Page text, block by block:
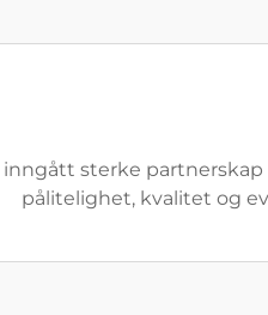
inngått sterke
pålitelighet, kvalitet og